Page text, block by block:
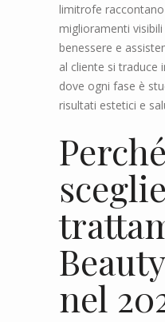
limitrofe
miglioramenti
benessere e
al cliente si traduce
dove ogni fase è
risultati estetici e
Perché
nel